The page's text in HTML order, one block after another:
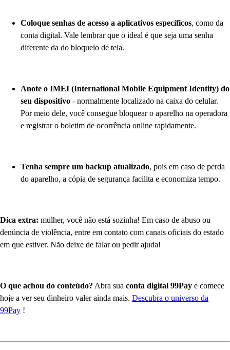
Coloque senhas de acesso a aplicativos específicos, como da
conta digital. Vale lembrar que o ideal é que seja uma senha
diferente da do bloqueio de tela.
Anote o IMEI (International Mobile Equipment Identity) do
seu dispositivo - normalmente localizado na caixa do celular.
Por meio dele, você consegue bloquear o aparelho na operadora
e registrar o boletim de ocorrência online rapidamente.
Tenha sempre um backup atualizado, pois em caso de perda
do aparelho, a cópia de segurança facilita e economiza tempo.
Dica extra: mulher, você não está sozinha! Em caso de abuso ou
denúncia de violência, entre em contato com canais oficiais do estado
em que estiver. Não deixe de falar ou pedir ajuda!
O que achou do conteúdo? Abra sua conta digital 99Pay e comece
hoje a ver seu dinheiro valer ainda mais. Descubra o universo da
99Pay !